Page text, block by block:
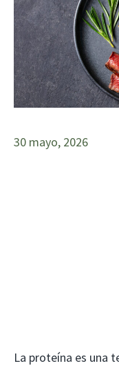
30 mayo, 2026
La proteína es una